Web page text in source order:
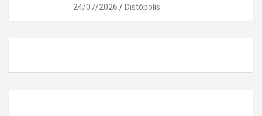
24/07/2026 Distópolis